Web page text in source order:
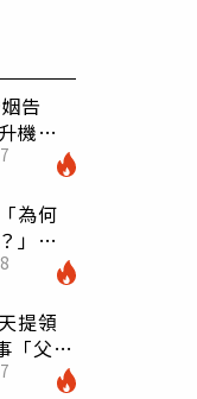
告
機求
萬辦婚
婚
為何
？」
問
打到
提領
「父子
師：